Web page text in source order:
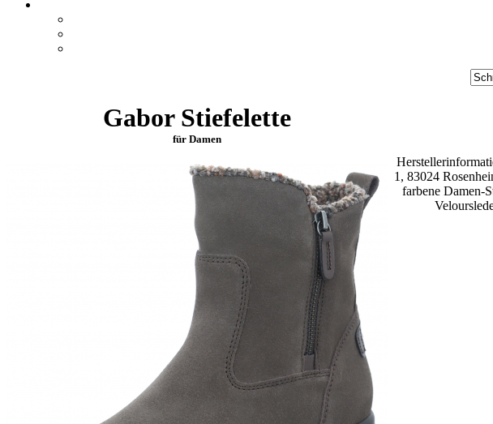
Gabor Stiefelette
für Damen
1, 83024
farbene Damen-